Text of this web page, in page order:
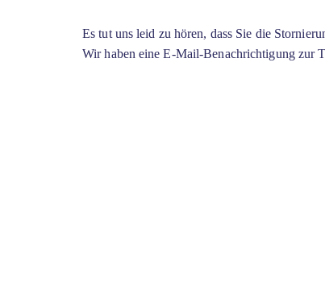
Es tut uns leid zu hören, dass Sie die
Wir haben eine E-Mail-Benachrichtigung zur